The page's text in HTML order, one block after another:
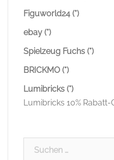
Figuworld24 (*)
ebay (*)
Spielzeug Fuchs (*)
BRICKMO (*)
Lumibricks (*)
Lumibricks 10% Rabatt-